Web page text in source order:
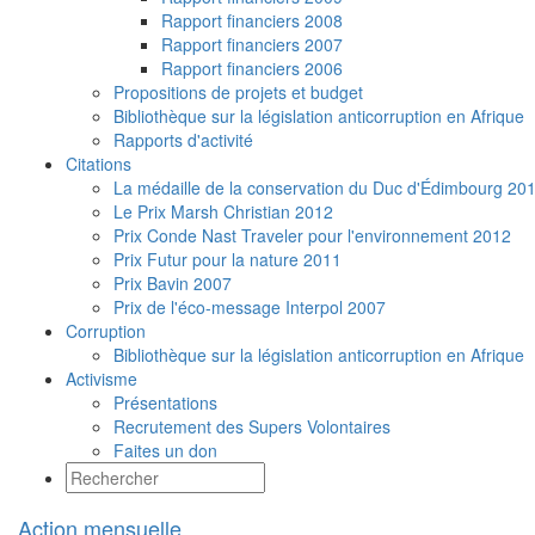
Rapport financiers 2008
Rapport financiers 2007
Rapport financiers 2006
Propositions de projets et budget
Bibliothèque sur la législation anticorruption en Afrique
Rapports d'activité
Citations
La médaille de la conservation du Duc d'Édimbourg
Le Prix Marsh Christian 2012
Prix Conde Nast Traveler pour l'environnement 2012
Prix Futur pour la nature 2011
Prix Bavin 2007
Prix de l'éco-message Interpol 2007
Corruption
Bibliothèque sur la législation anticorruption en Afrique
Activisme
Présentations
Recrutement des Supers Volontaires
Faites un don
Action mensuelle